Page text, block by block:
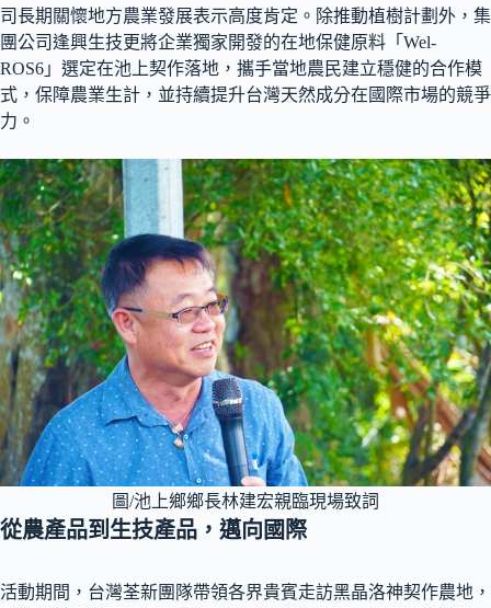
司長期關懷地方農業發展表示高度肯定。除推動植樹計劃外，集
團公司逢興生技更將企業獨家開發的在地保健原料「Wel-
ROS6」選定在池上契作落地，攜手當地農民建立穩健的合作模
式，保障農業生計，並持續提升台灣天然成分在國際市場的競爭
力。
圖/池上鄉鄉長林建宏親臨現場致詞
從農產品到生技產品，邁向國際
活動期間，台灣荃新團隊帶領各界貴賓走訪黑晶洛神契作農地，